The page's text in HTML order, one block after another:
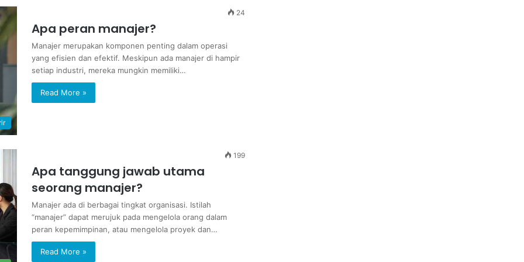
24
Apa peran manajer?
Manajer merupakan komponen penting dalam operasi
yang efisien dan efektif. Meskipun ada manajer di hampir
setiap industri, mereka mungkin memiliki…
Read More »
199
Apa tanggung jawab utama
seorang manajer?
Manajer ada di berbagai tingkat organisasi. Istilah
“manajer” dapat merujuk pada mengelola orang dalam
peran kepemimpinan, atau mengelola proyek dan…
Read More »